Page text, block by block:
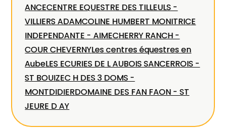
ANCECENTRE EQUESTRE DES TILLEULS -
VILLIERS ADAMCOLINE HUMBERT MONITRICE
INDEPENDANTE - AIMECHERRY RANCH -
COUR CHEVERNYLes centres équestres en
AubeLES ECURIES DE L AUBOIS SANCERROIS -
ST BOUIZEC H DES 3 DOMS -
MONTDIDIERDOMAINE DES FAN FAON - ST
JEURE D AY